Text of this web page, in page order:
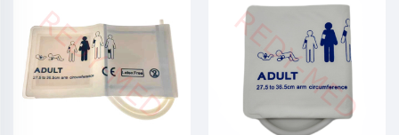
aikuisen kerrankäytettävä
NIBP-nauha